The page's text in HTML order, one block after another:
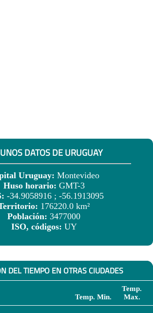
DATOS DE URUGUAY
Uruguay: Montevideo
Huso horario: GMT-3
-34.9058916 ; -56.1913095
176220.0 km²
Población: 3477000
ISO, códigos: UY
DEL TIEMPO EN OTRAS CIUDADES
Temp. Min.
Temp.
Max.